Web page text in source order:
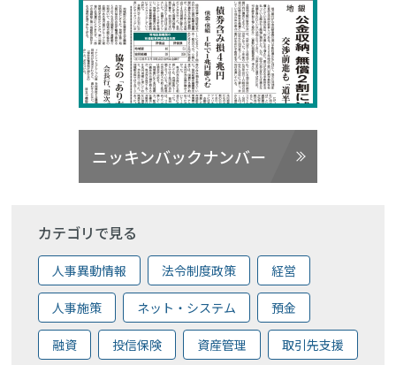
ニッキンバックナンバー
カテゴリで見る
人事異動情報 法令制度政策 経営
人事施策 ネット・システム 預金
融資 投信保険 資産管理 取引先支援